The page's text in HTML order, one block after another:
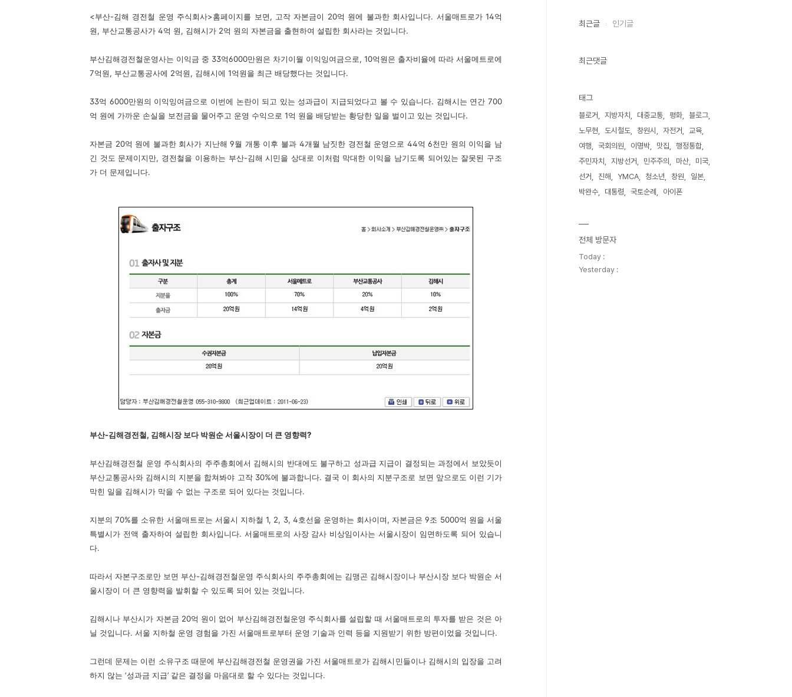
<부산-김해 경전철 운영 주식회사>홈페이지를 보면, 고작 자본금이 20억 원에 불과한 회사입니다. 서울매트로가 14억
원, 부산교통공사가 4억 원, 김해시가 2억 원의 자본금을 출현하여 설립한 회사라는 것입니다.
부산김해경전철운영사는 이익금 중 33억6000만원은 차기이월 이익잉여금으로, 10억원은 출자비율에 따라 서울메트로에
7억원, 부산교통공사에 2억원, 김해시에 1억원을 최근 배당했다는 것입니다.
33억 6000만원의 이익잉여금으로 이번에 논란이 되고 있는 성과급이 지급되었다고 볼 수 있습니다. 김해시는 연간 700
억 원에 가까운 손실을 보전금을 물어주고 운영 수익으로 1억 원을 배당받는 황당한 일을 벌이고 있는 것입니다.
자본금 20억 원에 불과한 회사가 지난해 9월 개통 이후 불과 4개월 남짓한 경전철 운영으로 44억 6천만 원의 이익을 남
긴 것도 문제이지만, 경전철을 이용하는 부산-김해 시민을 상대로 이처럼 막대한 이익을 남기도록 되어있는 잘못된 구조
가 더 문제입니다.
부산-김해경전철, 김해시장 보다 박원순 서울시장이 더 큰 영향력?
부산김해경전철 운영 주식회사의 주주총회에서 김해시의 반대에도 불구하고 성과급 지급이 결정되는 과정에서 보았듯이
부산교통공사와 김해시의 지분을 합쳐봐야 고작 30%에 불과합니다. 결국 이 회사의 지분구조로 보면 앞으로도 이런 기가
막힌 일을 김해시가 막을 수 없는 구조로 되어 있다는 것입니다.
지분의 70%를 소유한 서울매트로는 서울시 지하철 1, 2, 3, 4호선을 운영하는 회사이며, 자본금은 9조 5000억 원을 서울
특별시가 전액 출자하여 설립한 회사입니다. 서울매트로의 사장 감사 비상임이사는 서울시장이 임면하도록 되어 있습니
다.
따라서 자본구조로만 보면 부산-김해경전철운영 주식회사의 주주총회에는 김맹곤 김해시장이나 부산시장 보다 박원순 서
울시장이 더 큰 영향력을 발휘할 수 있도록 되어 있는 것입니다.
김해시나 부산시가 자본금 20억 원이 없어 부산김해경전철운영 주식회사를 설립할 때 서울매트로의 투자를 받은 것은 아
닐 것입니다. 서울 지하철 운영 경험을 가진 서울매트로부터 운영 기술과 인력 등을 지원받기 위한 방편이었을 것입니다.
그런데 문제는 이런 소유구조 때문에 부산김해경전철 운영권을 가진 서울매트로가 김해시민들이나 김해시의 입장을 고려
하지 않는 ‘성과금 지급’ 같은 결정을 마음대로 할 수 있다는 것입니다.
최근글 인기글
최근댓글
태그
블로거 지방자치 대중교통 평화
블로그
노무현
도시철도 창원시 자전거
교육
여행
국회의원 이명박 맛집
행정통합
주민자치
지방선거 민주주의 마산
미국
선거
진해 YMCA 청소년 창원
일본
박완수
대통령 국토순례 아이폰
전체 방문자
Today :
Yesterday :